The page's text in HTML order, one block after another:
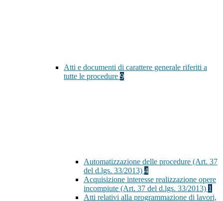
Atti e documenti di carattere generale riferiti a
tutte le procedure 9
Automatizzazione delle procedure (Art. 37
del d.lgs. 33/2013) 4
Acquisizione interesse realizzazione opere
incompiute (Art. 37 del d.lgs. 33/2013) 1
Atti relativi alla programmazione di lavori,